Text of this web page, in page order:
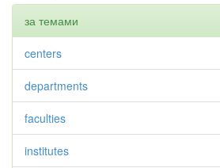
за темами
centers
departments
faculties
institutes